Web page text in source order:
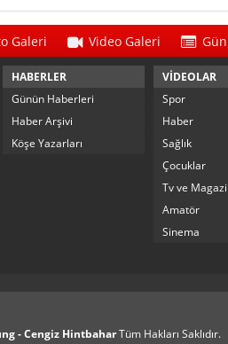
Galeri Video Galeri
HABERLER
Günün Haberleri
Haber Arşivi
Köşe Yazarları
VİDEOLAR
Spor
Haber
Sağlık
Çocuklar
Tv ve
Amatör
Sinema
- Cengiz HintbaharTüm Hakları Saklıdır.